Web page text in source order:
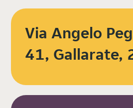
Via Angelo
41, Gallarate,